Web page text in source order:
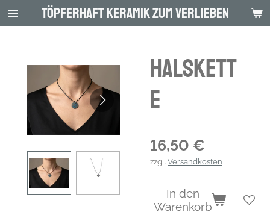
Zum
Hauptinhalt
Töpferhaft Keramik zum Verlieben
Halskett
e
16,50 €
zzgl. Versandkosten
In den
Warenkorb